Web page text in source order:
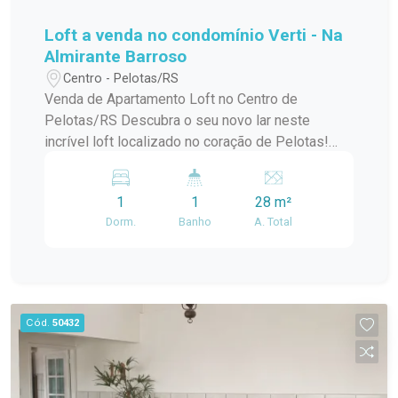
Loft a venda no condomínio Verti - Na
Almirante Barroso
Centro - Pelotas/RS
Venda de Apartamento Loft no Centro de
Pelotas/RS Descubra o seu novo lar neste
incrível loft localizado no coração de Pelotas!
construção, oferece o melhor da modernidade e
conforto, ideal para quem busca praticidade e
estilo de vida urbano. Com uma localização
entretenimento. O condomínio conta com uma
infraestrutura de lazer completa, perfeita para
relaxar e aproveitar momentos especiais com
amigos e familiares. O loft possui um design
1
Dorm.
1
Banho
28 m²
A. Total
Cód. 50432